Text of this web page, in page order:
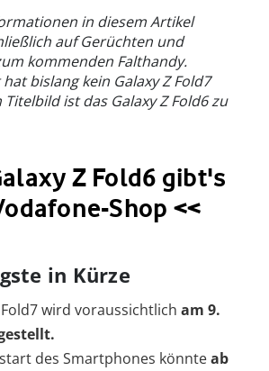
in diesem Artikel
auf Gerüchten und
kommenden Falthandy.
bislang kein Galaxy Z Fold7
ist das Galaxy Z Fold6 zu
Z Fold6 gibt's
Shop <<
in Kürze
Fold7 wird voraussichtlich am 9.
des Smartphones könnteab